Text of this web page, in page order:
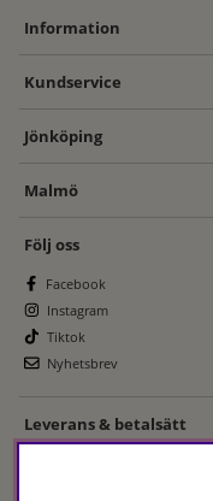
Information
Kundservice
Jönköping
Malmö
Följ oss
Facebook
Instagram
Tiktok
Nyhetsbrev
Leverans & betalsätt